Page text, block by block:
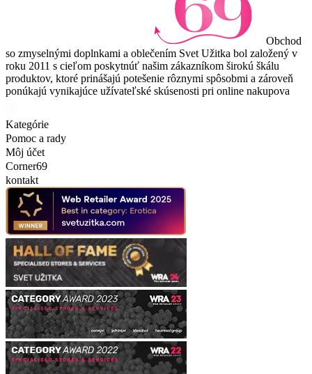
Obchod
so zmyselnými doplnkami a oblečením Svet Užitka bol založený v
roku 2011 s cieľom poskytnúť našim zákazníkom širokú škálu
produktov, ktoré prinášajú potešenie rôznymi spôsobmi a zároveň
ponúkajú vynikajúce užívateľské skúsenosti pri online nakupova
Kategórie
Pomoc a rady
Môj účet
Corner69
kontakt